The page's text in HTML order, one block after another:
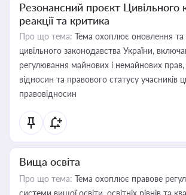
Резонансний проєкт Цивільного
реакції та критика
Про що тема: Тема охоплює оновлення
цивільного законодавства України,
регулювання майнових і немайнових прав,
відносин та правового статусу учасників
правовідносин
Вища освіта
Про що тема: Тема охоплює правове
системи вищої освіти, освітніх рівнів та